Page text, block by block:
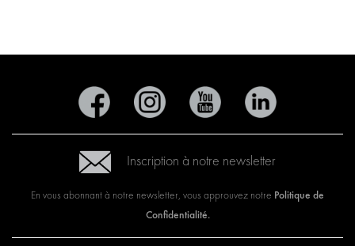
Inscription à notre newsletter
En vous abonnant à notre newsletter, vous approuvez notre Politique de
Confidentialité.